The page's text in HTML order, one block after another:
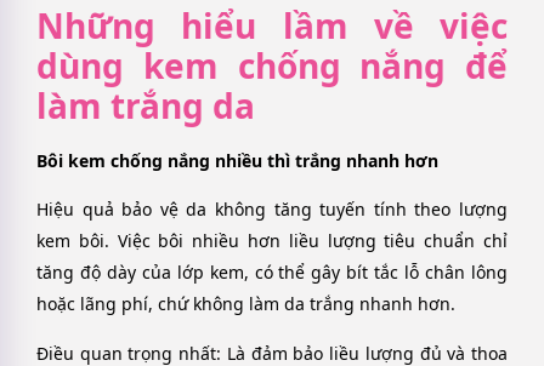
Những hiểu lầm về việc
dùng kem chống nắng để
làm trắng da
Bôi kem chống nắng nhiều thì trắng nhanh hơn
Hiệu quả bảo vệ da không tăng tuyến tính theo lượng
kem bôi. Việc bôi nhiều hơn liều lượng tiêu chuẩn chỉ
tăng độ dày của lớp kem, có thể gây bít tắc lỗ chân lông
hoặc lãng phí, chứ không làm da trắng nhanh hơn.
Điều quan trọng nhất: Là đảm bảo liều lượng đủ và thoa